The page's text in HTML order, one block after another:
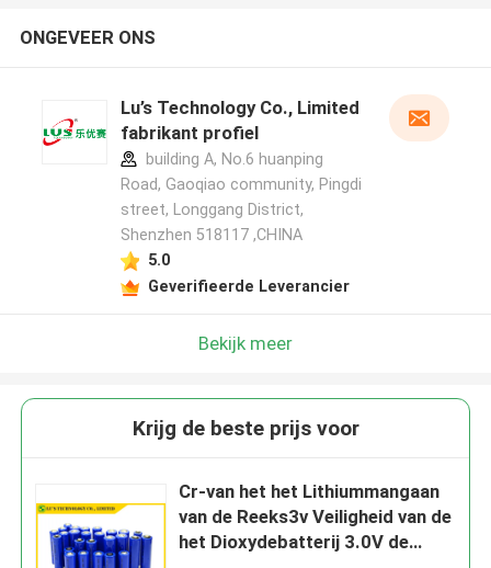
ONGEVEER ONS
Lu’s Technology Co., Limited
fabrikant profiel
building A, No.6 huanping
Road, Gaoqiao community, Pingdi
street, Longgang District,
Shenzhen 518117 ,CHINA
5.0
Geverifieerde Leverancier
Bekijk meer
Krijg de beste prijs voor
Cr-van het het Lithiummangaan
van de Reeks3v Veiligheid van de
het Dioxydebatterij 3.0V de